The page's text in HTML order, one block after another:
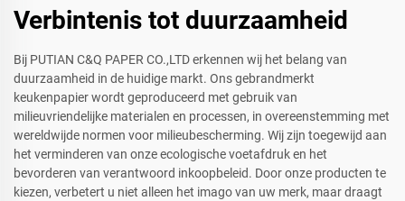
Verbintenis tot duurzaamheid
Bij PUTIAN C&Q PAPER CO.,LTD erkennen wij het belang van
duurzaamheid in de huidige markt. Ons gebrandmerkt
keukenpapier wordt geproduceerd met gebruik van
milieuvriendelijke materialen en processen, in overeenstemming met
wereldwijde normen voor milieubescherming. Wij zijn toegewijd aan
het verminderen van onze ecologische voetafdruk en het
bevorderen van verantwoord inkoopbeleid. Door onze producten te
kiezen, verbetert u niet alleen het imago van uw merk, maar draagt